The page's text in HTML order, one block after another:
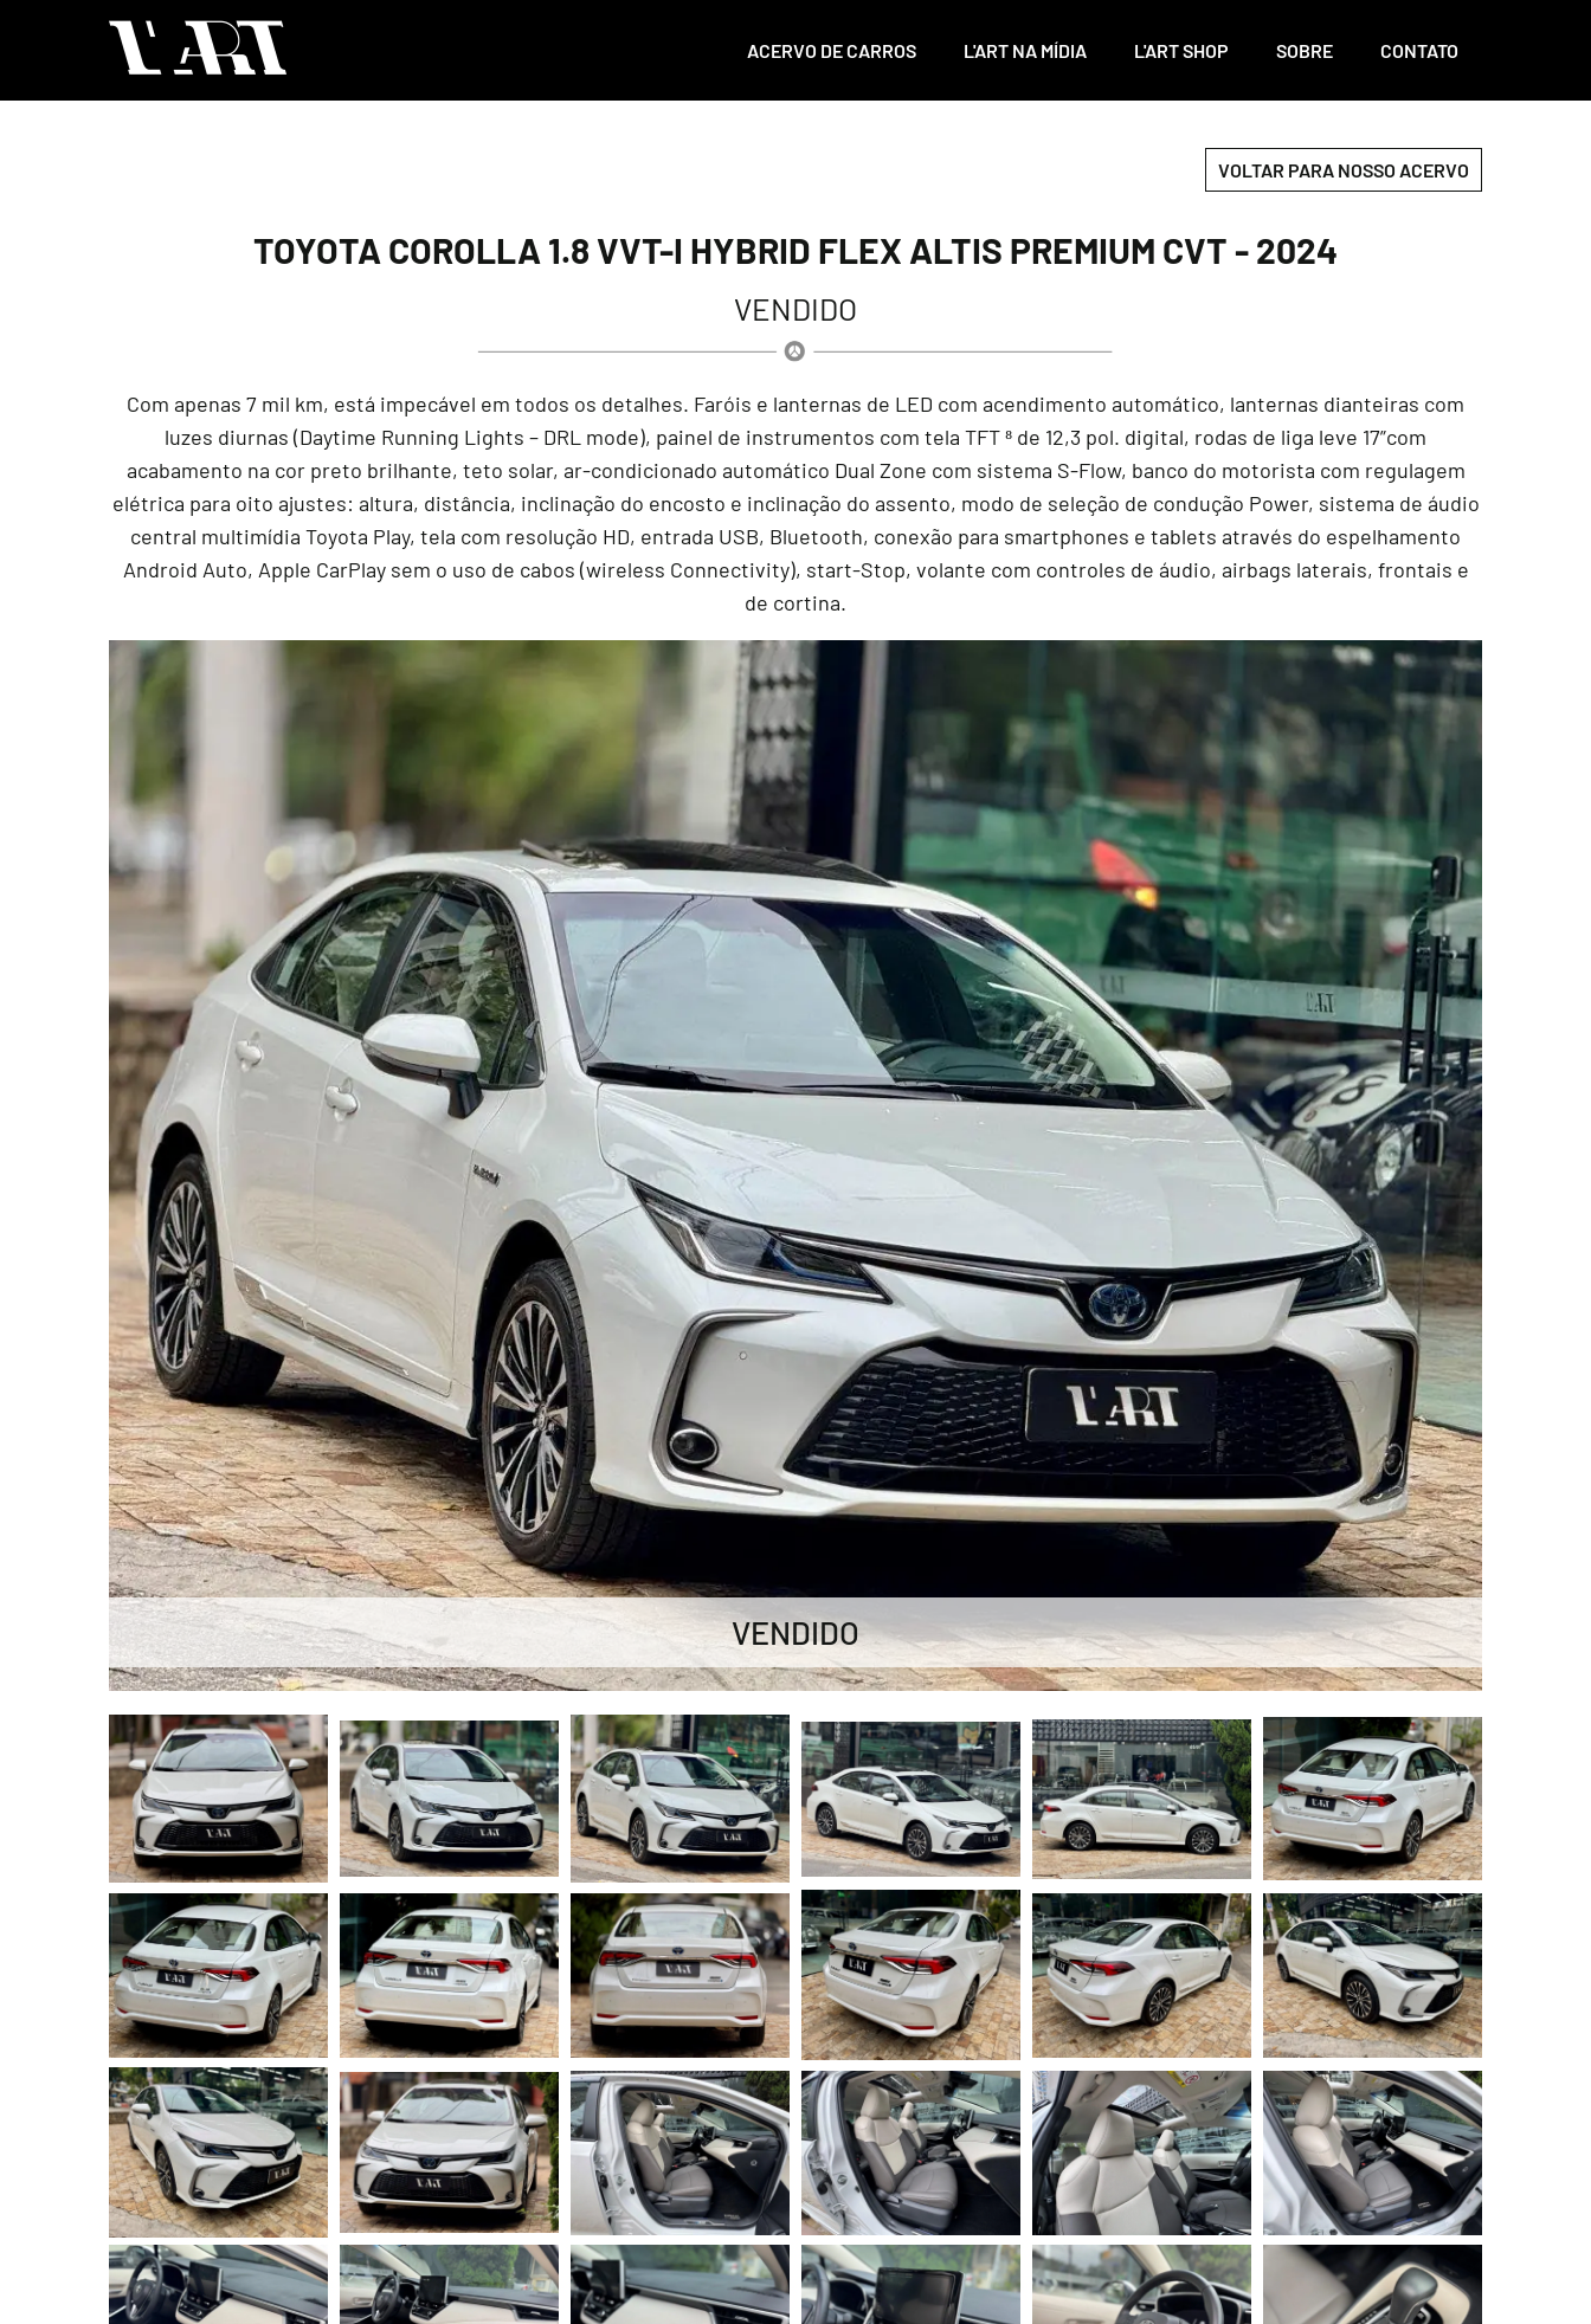
ACERVO DE CARROS L'ART NA MÍDIA L'ART SHOP SOBRE CONTATO
VOLTAR PARA NOSSO ACERVO
TOYOTA COROLLA 1.8 VVT-I HYBRID FLEX ALTIS PREMIUM CVT - 2024
VENDIDO
Com apenas 7 mil km, está impecável em todos os detalhes. Faróis e lanternas de LED com acendimento automático, lanternas dianteiras com
luzes diurnas (Daytime Running Lights – DRL mode), painel de instrumentos com tela TFT ⁸ de 12,3 pol. digital, rodas de liga leve 17”com
acabamento na cor preto brilhante, teto solar, ar-condicionado automático Dual Zone com sistema S-Flow, banco do motorista com regulagem
elétrica para oito ajustes: altura, distância, inclinação do encosto e inclinação do assento, modo de seleção de condução Power, sistema de áudio
central multimídia Toyota Play, tela com resolução HD, entrada USB, Bluetooth, conexão para smartphones e tablets através do espelhamento
Android Auto, Apple CarPlay sem o uso de cabos (wireless Connectivity), start-Stop, volante com controles de áudio, airbags laterais, frontais e
de cortina.
VENDIDO